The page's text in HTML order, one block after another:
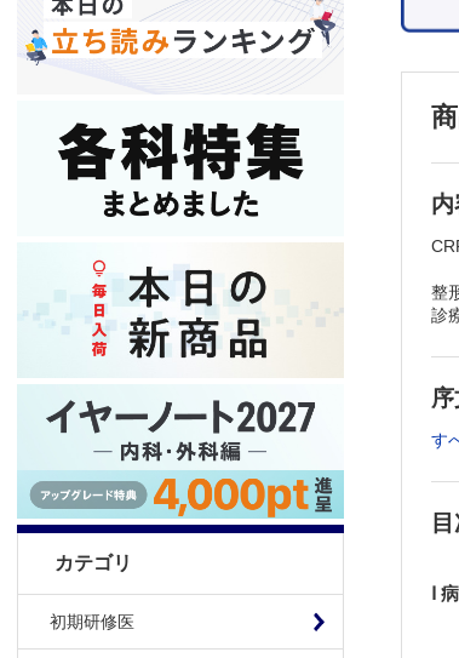
カテゴリ
初期研修医
整
診
す
Ⅰ